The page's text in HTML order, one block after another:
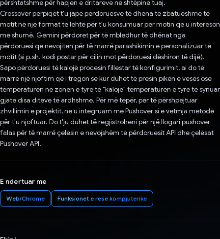
përshtatshme për hapjen e dritareve në shtëpinë tuaj.
Crossover përpiqet t'u japë përdoruesve të dhëna të zbatueshme të
motit në një format të lehtë për t'u konsumuar për motin që u intereson
më shumë. Gemini përdoret për të mbledhur të dhënat nga
përdoruesi që nevojiten për të marrë parashikimin e personalizuar të
motit (si p.sh. kodi postar për cilin mot përdoruesi dëshiron të dijë).
Sapo përdoruesi të kalojë procesin fillestar të konfigurimit, ai do të
marrë një njoftim që i tregon se kur duhet të presin pikën e vesës ose
temperaturën në zonën e tyre të "kalojë" temperaturën e tyre të synuar
gjatë disa ditëve të ardhshme. Për më tepër, për të përshpejtuar
zhvillimin e projektit, ne u integruam me Pushover si e vetmja metodë
për t'u njoftuar. Do t'ju duhet të regjistroheni për një llogari pushover
falas për të marrë çelësin e nevojshëm të përdoruesit API dhe çelësat
Pushover API.
E ndertuar me
Web/Chrome Funksionet e resë kompjuterike